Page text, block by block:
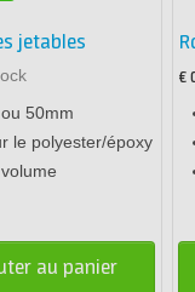
jetables
50mm
le polyester/époxy
au panier
€